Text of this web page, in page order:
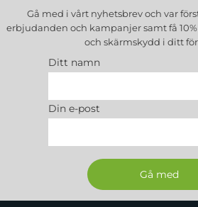
Gå med i vårt nyhetsbrev och var
erbjudanden och kampanjer samt få
och skärmskydd i ditt
Ditt namn
Din e-post